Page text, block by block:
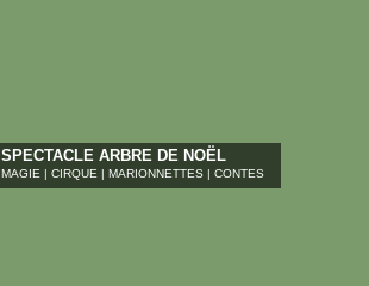
SPECTACLE ARBRE DE NOËL
MAGIE | CIRQUE | MARIONNETTES | CONTES